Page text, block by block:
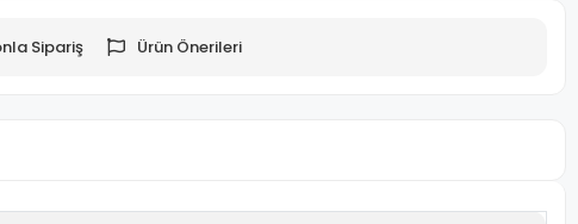
Sipariş Ürün Önerileri